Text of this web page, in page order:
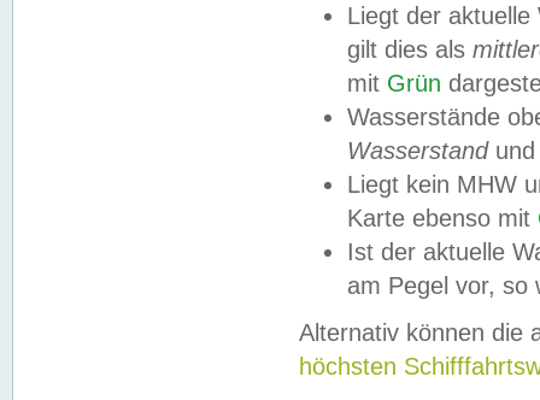
Liegt der
gilt dies als
mit Grün
Wasserstände
Wasserstandund
Liegt kein MHW
Karte ebenso mit
Ist der aktuelle
am Pegel vor,
Alternativ können die
höchsten